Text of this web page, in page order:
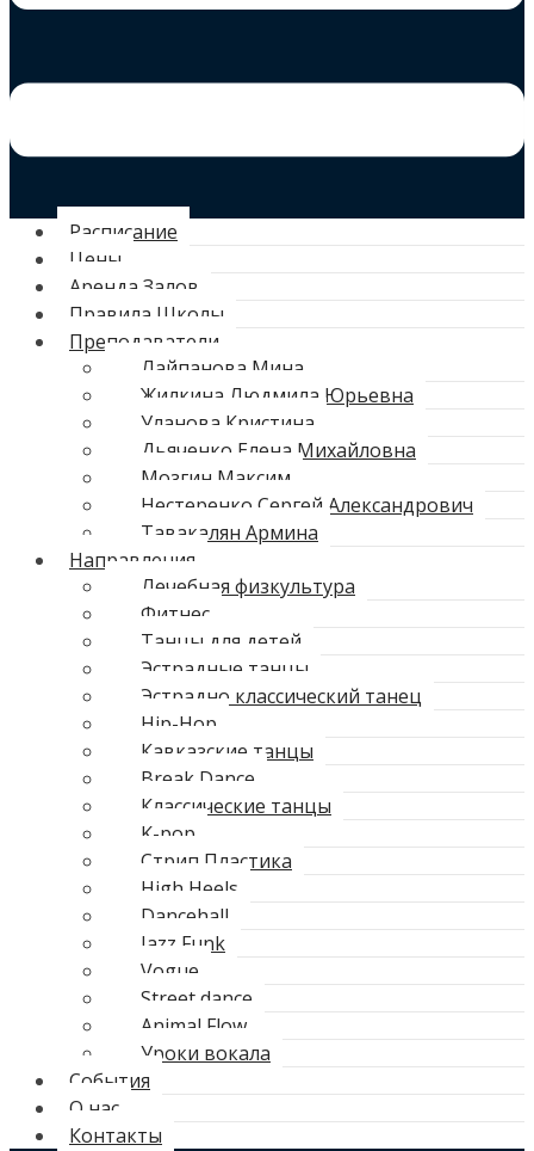
Расписание
Цены
Аренда Залов
Правила Школы
Преподаватели
Лайпанова Мина
Жилкина Людмила Юрьевна
Уланова Кристина
Дьяченко Елена Михайловна
Мозгин Максим
Нестеренко Сергей Александрович
Тавакалян Армина
Направления
Лечебная физкультура
Фитнес
Танцы для детей
Эстрадные танцы
Эстрадно классический танец
Hip-Hop
Кавказские танцы
Break Dance
Классические танцы
K-pop
Стрип Пластика
High Heels
Dancehall
Jazz Funk
Vogue
Street dance
Animal Flow
Уроки вокала
События
О нас
Контакты